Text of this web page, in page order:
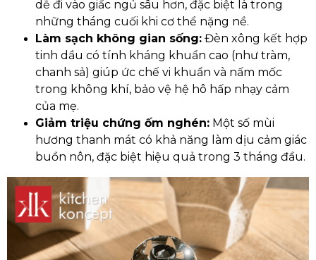
dễ đi vào giấc ngủ sâu hơn, đặc biệt là trong
những tháng cuối khi cơ thể nặng nề.
Làm sạch không gian sống: Đèn xông kết hợp
tinh dầu có tính kháng khuẩn cao (như tràm,
chanh sả) giúp ức chế vi khuẩn và nấm mốc
trong không khí, bảo vệ hệ hô hấp nhạy cảm
của mẹ.
Giảm triệu chứng ốm nghén: Một số mùi
hương thanh mát có khả năng làm dịu cảm giác
buồn nôn, đặc biệt hiệu quả trong 3 tháng đầu.